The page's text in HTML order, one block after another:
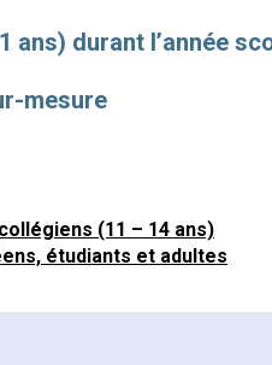
ans) durant l’année
mesure
(11 – 14 ans)
étudiants et adultes